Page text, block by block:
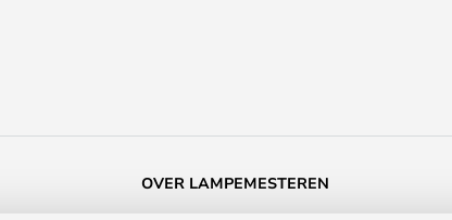
OVER LAMPEMESTEREN